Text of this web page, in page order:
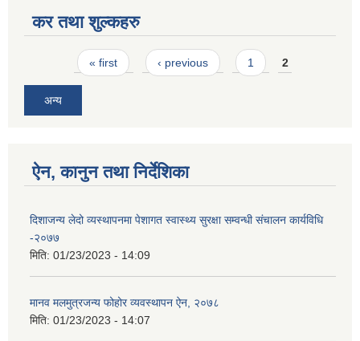
कर तथा शुल्कहरु
Pages« first ‹ previous 1 2
अन्य
ऐन, कानुन तथा निर्देशिका
दिशाजन्य लेदो व्यस्थापनमा पेशागत स्वास्थ्य सुरक्षा सम्वन्धी संचालन कार्यविधि
-२०७७
मिति: 01/23/2023 - 14:09
मानव मलमुत्रजन्य फोहोर व्यवस्थापन ऐन, २०७८
मिति: 01/23/2023 - 14:07